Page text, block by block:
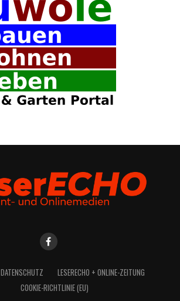
DATEN­SCHUTZ
LESE­R­ECHO + ONLINE-ZEITUNG
COO­KIE-RICH­T­­LI­­NIE (EU)